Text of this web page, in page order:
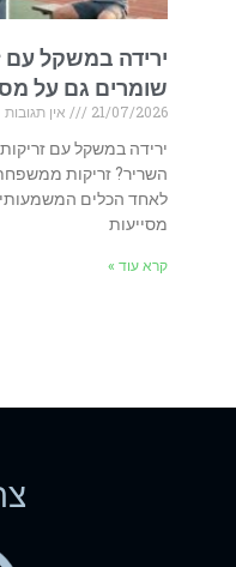
שומרים גם על
21/07/2026
אין תגובות
לאחד הכלים
מסייעות
קרא עוד »